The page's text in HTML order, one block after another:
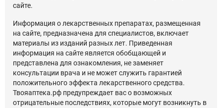
сайте.
Информация о лекарственных препаратах, размещенная
на сайте, предназначена для специалистов, включает
материалы из изданий разных лет. Приведенная
информация на сайте является обобщающей и
представлена для ознакомления, не заменяет
консультации врача и не может служить гарантией
положительного эффекта лекарственного средства.
Твояаптека.рф предупреждает вас о возможных
отрицательные последствиях, которые могут возникнуть в